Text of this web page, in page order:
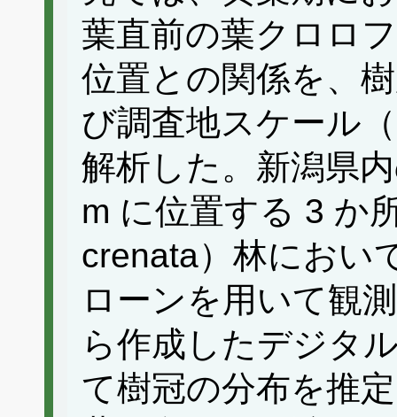
葉直前の葉クロロ
位置との関係を、
び調査地スケール
解析した。新潟県
m に位置する 3 か
crenata）林におい
ローンを用いて観
ら作成したデジタ
て樹冠の分布を推